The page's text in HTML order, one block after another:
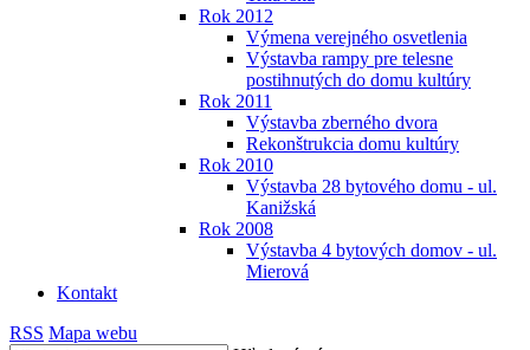
Rok 2012
Výmena verejného osvetlenia
Výstavba rampy pre telesne
postihnutých do domu kultúry
Rok 2011
Výstavba zberného dvora
Rekonštrukcia domu kultúry
Rok 2010
Výstavba 28 bytového domu - ul.
Kanižská
Rok 2008
Výstavba 4 bytových domov - ul.
Mierová
Kontakt
RSS Mapa webu